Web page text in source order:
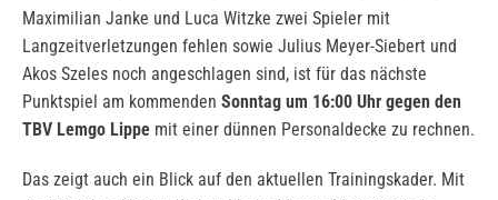
Maximilian Janke und Luca Witzke zwei Spieler mit
Langzeitverletzungen fehlen sowie Julius Meyer-Siebert und
Akos Szeles noch angeschlagen sind, ist für das nächste
Punktspiel am kommenden Sonntag um 16:00 Uhr gegen den
TBV Lemgo Lippe mit einer dünnen Personaldecke zu rechnen.
Das zeigt auch ein Blick auf den aktuellen Trainingskader. Mit